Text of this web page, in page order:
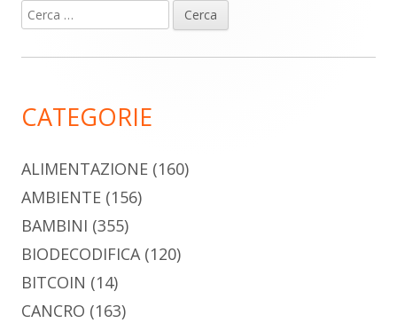
Barra
laterale
Ricerca
per:
CATEGORIE
ALIMENTAZIONE (160)
AMBIENTE (156)
BAMBINI (355)
BIODECODIFICA(120)
BITCOIN (14)
CANCRO (163)